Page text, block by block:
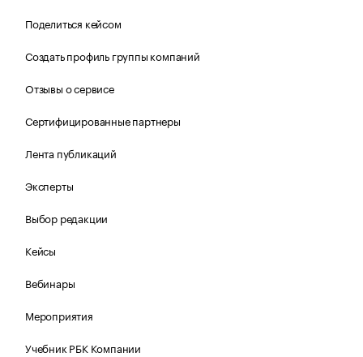
Поделиться кейсом
Создать профиль группы компаний
Отзывы о сервисе
Сертифицированные партнеры
Лента публикаций
Эксперты
Выбор редакции
Кейсы
Вебинары
Мероприятия
Учебник РБК Компании